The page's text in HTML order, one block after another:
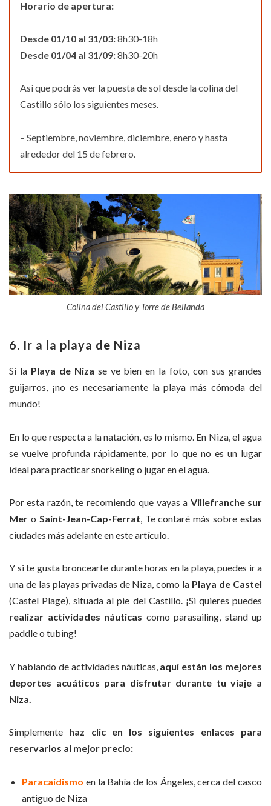
Horario de apertura:
Desde 01/10 al 31/03:8h30-18h
Desde 01/04 al 31/09:8h30-20h
Así que podrás ver la puesta de sol desde la colina del
Castillo sólo los siguientes meses.
– Septiembre, noviembre, diciembre, enero y hasta
alrededor del 15 de febrero.
Colina del Castillo y Torre de Bellanda
6. Ir a la playa de Niza
Si la Playa de Niza se ve bien en la foto, con sus grandes
guijarros, ¡no es necesariamente la playa más cómoda del
mundo!
En lo que respecta a la natación, es lo mismo. En Niza, el agua
se vuelve profunda rápidamente, por lo que no es un lugar
ideal para practicar snorkeling o jugar en el agua.
Por esta razón, te recomiendo que vayas a Villefranche sur
Mer o Saint-Jean-Cap-Ferrat, Te contaré más sobre estas
ciudades más adelante en este artículo.
Y si te gusta broncearte durante horas en la playa, puedes ir a
una de las playas privadas de Niza, como la Playa de Castel
(Castel Plage), situada al pie del Castillo. ¡Si quieres puedes
realizar actividades náuticas como parasailing, stand up
paddle o tubing!
Y hablando de actividades náuticas, aquí están los mejores
deportes acuáticos para disfrutar durante tu viaje a
Niza.
Simplemente haz clic en los siguientes enlaces para
reservarlos al mejor precio:
Paracaidismo en la Bahía de los Ángeles, cerca del casco
antiguo de Niza